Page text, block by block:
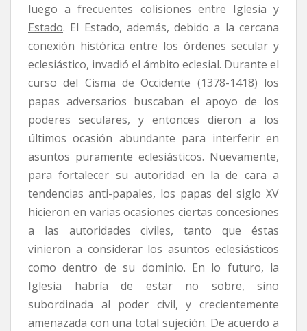
luego a frecuentes colisiones entre Iglesia y
Estado. El Estado, además, debido a la cercana
conexión histórica entre los órdenes secular y
eclesiástico, invadió el ámbito eclesial. Durante el
curso del Cisma de Occidente (1378-1418) los
papas adversarios buscaban el apoyo de los
poderes seculares, y entonces dieron a los
últimos ocasión abundante para interferir en
asuntos puramente eclesiásticos. Nuevamente,
para fortalecer su autoridad en la de cara a
tendencias anti-papales, los papas del siglo XV
hicieron en varias ocasiones ciertas concesiones
a las autoridades civiles, tanto que éstas
vinieron a considerar los asuntos eclesiásticos
como dentro de su dominio. En lo futuro, la
Iglesia habría de estar no sobre, sino
subordinada al poder civil, y crecientemente
amenazada con una total sujeción. De acuerdo a